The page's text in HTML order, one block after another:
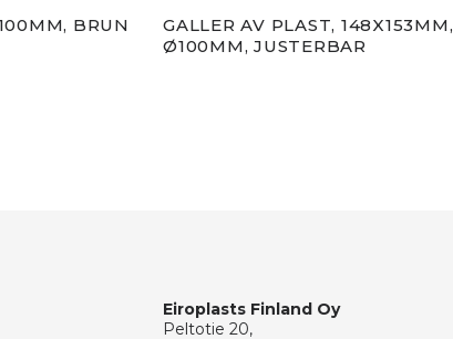
BRUN
GALLER AV PLAST, 148X153MM,
Ø100MM, JUSTERBAR
Eiroplasts Finland Oy
Peltotie 20,